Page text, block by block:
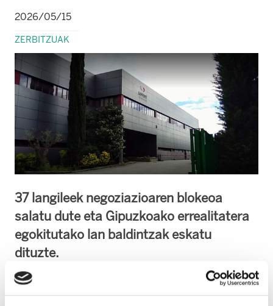
2026/05/15
ZERBITZUAK
37 langileek negoziazioaren blokeoa
salatu dute eta Gipuzkoako errealitatera
egokitutako lan baldintzak eskatu
dituzte.
Errenteriako Laffort España S.A. enpresaren